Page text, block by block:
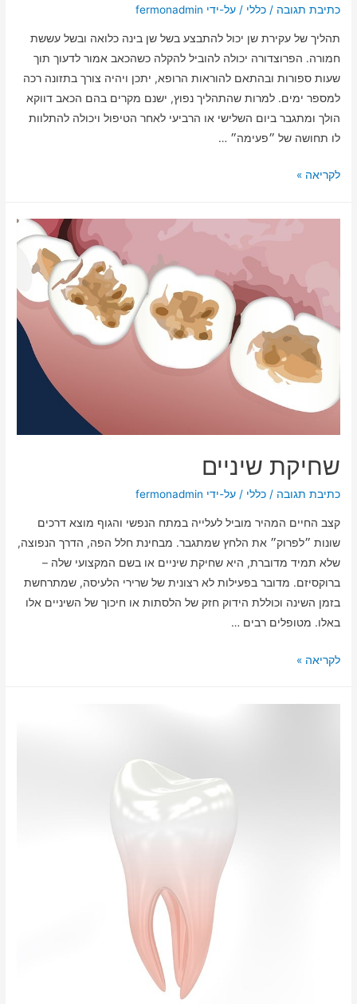
כתיבת תגובה /כללי / על-ידי fermonadmin
תהליך של עקירת שן יכול להתבצע בשל שן בינה כלואה ובשל עששת
חמורה. הפרוצדורה יכולה להוביל להקלה כשהכאב אמור לדעוך תוך
שעות ספורות ובהתאם להוראות הרופא, יתכן ויהיה צורך בתזונה רכה
למספר ימים. למרות שהתהליך נפוץ, ישנם מקרים בהם הכאב דווקא
הולך ומתגבר ביום השלישי או הרביעי לאחר הטיפול ויכולה להתלוות
לו תחושה של ״פעימה״ …
לקריאה »
שחיקת שיניים
כתיבת תגובה /כללי / על-ידי fermonadmin
קצב החיים המהיר מוביל לעלייה במתח הנפשי והגוף מוצא דרכים
שונות ״לפרוק״ את הלחץ שמתגבר. מבחינת חלל הפה, הדרך הנפוצה,
שלא תמיד מדוברת, היא שחיקת שיניים או בשם המקצועי שלה –
ברוקסיזם. מדובר בפעילות לא רצונית של שרירי הלעיסה, שמתרחשת
בזמן השינה וכוללת הידוק חזק של הלסתות או חיכוך של השיניים אלו
באלו. מטופלים רבים …
לקריאה »